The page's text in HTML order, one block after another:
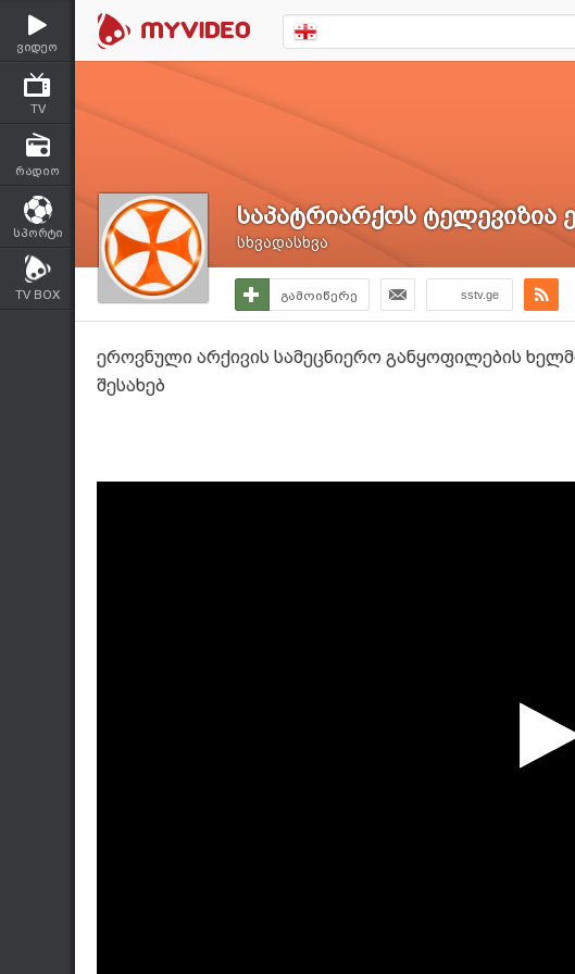
ვიდეო
TV
რადიო
სპორტი
TV BOX
საპატრიარქოს ტელევიზია
სხვადასხვა
გამოიწერე sstv.ge
ეროვნული არქივის სამეცნიერო განყოფილების
შესახებ